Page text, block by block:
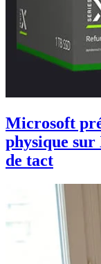
Microsoft
physique sur
de tact